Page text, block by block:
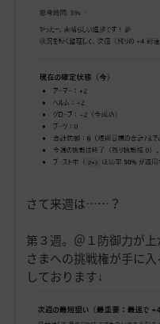
さて来週は……？
第３週。＠１防御力が
さまへの挑戦権が手に
しております↓